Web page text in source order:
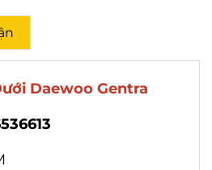
Daewoo Gentra